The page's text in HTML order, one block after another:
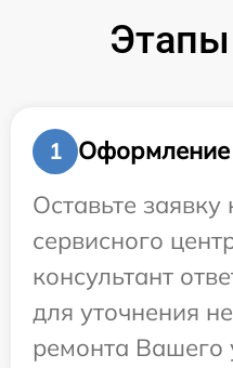
1
Оформление
Оставьте заявку
сервисного
консультант
для уточнения
ремонта Вашего